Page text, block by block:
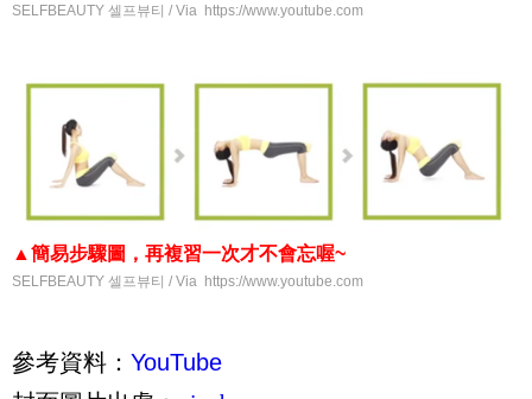
SELFBEAUTY 셀프뷰티 / Via https://www.youtube.com
▲簡易步驟圖，再複習一次才不會忘喔~
SELFBEAUTY 셀프뷰티 / Via https://www.youtube.com
參考資料： YouTube